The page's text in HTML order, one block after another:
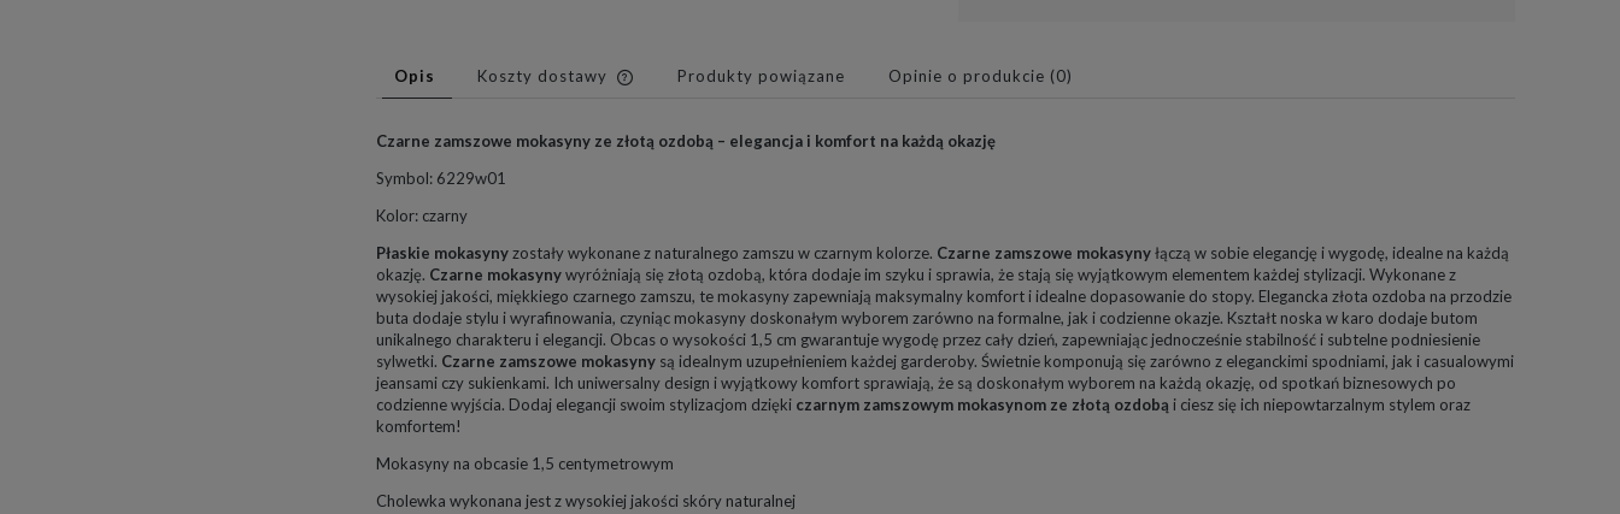
Opis Koszty dostawy
Cena nie zawiera ewentualnych
Produkty powiązane Opinie o produkcie (0)
Czarne zamszowe mokasyny ze złotą ozdobą – elegancja i komfort na każdą okazję
Symbol: 6229w01
Kolor: czarny
Płaskie mokasynyzostały wykonane z naturalnego zamszu w czarnym kolorze. Czarne zamszowe mokasynyłączą w sobie elegancję i wygodę, idealne na każdą
okazję. Czarne mokasynywyróżniają się złotą ozdobą, która dodaje im szyku i sprawia, że stają się wyjątkowym elementem każdej stylizacji. Wykonane z
wysokiej jakości, miękkiego czarnego zamszu, te mokasyny zapewniają maksymalny komfort i idealne dopasowanie do stopy. Elegancka złota ozdoba na przodzie
buta dodaje stylu i wyrafinowania, czyniąc mokasyny doskonałym wyborem zarówno na formalne, jak i codzienne okazje. Kształt noska w karo dodaje butom
unikalnego charakteru i elegancji. Obcas o wysokości 1,5 cm gwarantuje wygodę przez cały dzień, zapewniając jednocześnie stabilność i subtelne podniesienie
sylwetki. Czarne zamszowe mokasyny są idealnym uzupełnieniem każdej garderoby. Świetnie komponują się zarówno z eleganckimi spodniami, jak i casualowymi
jeansami czy sukienkami. Ich uniwersalny design i wyjątkowy komfort sprawiają, że są doskonałym wyborem na każdą okazję, od spotkań biznesowych po
codzienne wyjścia. Dodaj elegancji swoim stylizacjom dzięki czarnym zamszowym mokasynom ze złotą ozdobą i ciesz się ich niepowtarzalnym stylem oraz
komfortem!
Mokasyny na obcasie 1,5 centymetrowym
Cholewka wykonana jest z wysokiej jakości skóry naturalnej